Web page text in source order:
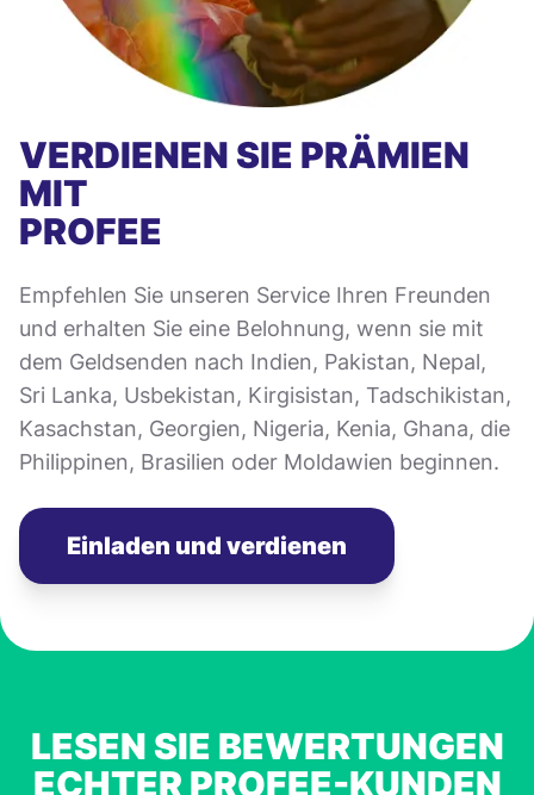
VERDIENEN SIE PRÄMIEN
MIT
PROFEE
Empfehlen Sie unseren Service Ihren Freunden
und erhalten Sie eine Belohnung, wenn sie mit
dem Geldsenden nach Indien, Pakistan, Nepal,
Sri Lanka, Usbekistan, Kirgisistan, Tadschikistan,
Kasachstan, Georgien, Nigeria, Kenia, Ghana, die
Philippinen, Brasilien oder Moldawien beginnen.
Einladen und verdienen
LESEN SIE BEWERTUNGEN
ECHTER PROFEE-KUNDEN